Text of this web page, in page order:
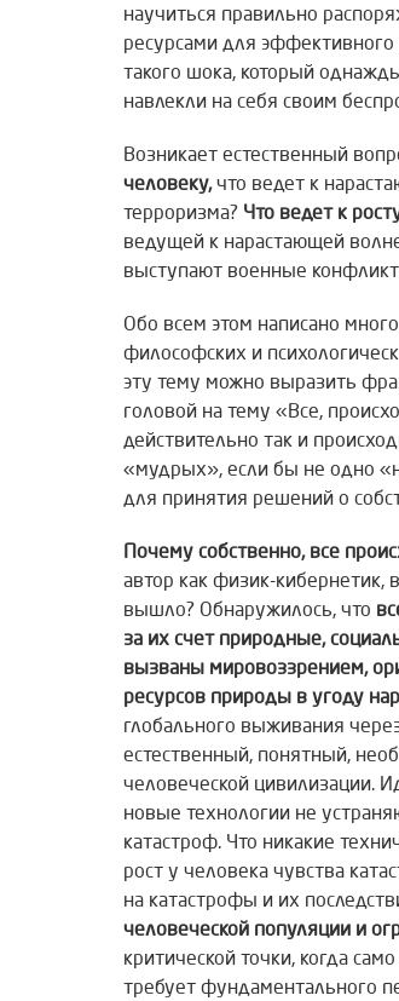
научиться правильно
ресурсами для
такого шока, который
навлекли на себя своим
Возникает естественный
человеку,что ведет к
терроризма? Что ведет к
ведущей к нарастающей
выступают военные
Обо всем этом написано
философских и
эту тему можно выразить
головой на тему «Все,
действительно так и
«мудрых», если бы не одно
для принятия решений о
Почему собственно, все
автор как физик-кибернетик,
вышло? Обнаружилось, что
за их счет природные,
вызваны мировоззрением,
ресурсов природы в угоду
глобального выживания
естественный, понятный,
человеческой цивилизации.
новые технологии не
катастроф. Что никакие
рост у человека чувства
на катастрофы и их
человеческой популяции и
критической точки, когда
требует фундаментального